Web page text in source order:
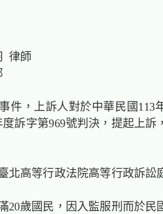
王茂霖
律師
法務部
件，上訴人對於中華民國113
訴字第969號判決，提起上訴
北高等行政法院高等行政訴訟
20歲國民，因入監服刑而於民